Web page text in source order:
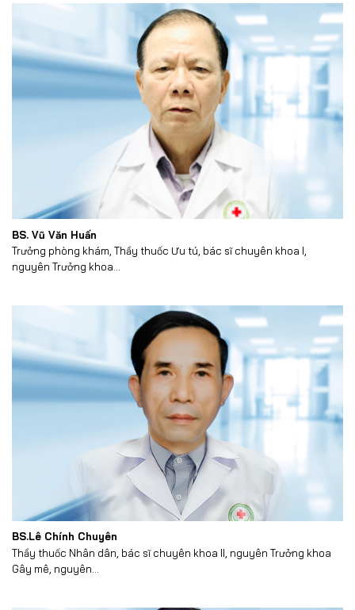
BS. Vũ Văn Huấn
Trưởng phòng khám, Thầy thuốc Ưu tú, bác sĩ chuyên khoa I,
nguyên Trưởng khoa...
BS.Lê Chính Chuyên
Thầy thuốc Nhân dân, bác sĩ chuyên khoa II, nguyên Trưởng khoa
Gây mê, nguyên...